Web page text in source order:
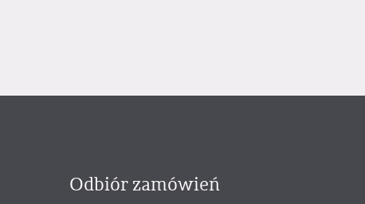
Odbiór zamówień